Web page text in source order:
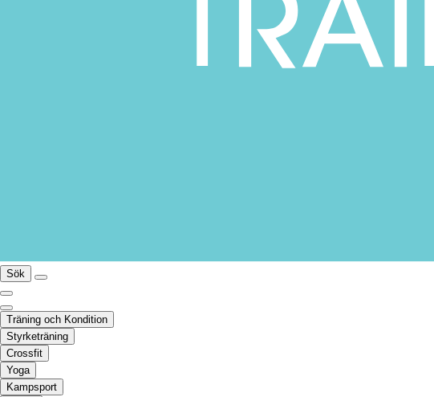
Sök
Träning och Kondition
Styrketräning
Crossfit
Yoga
Kampsport